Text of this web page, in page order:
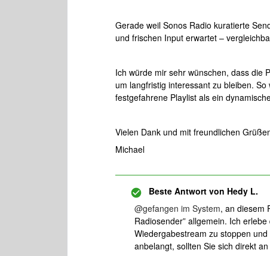
Gerade weil Sonos Radio kuratierte
und frischen Input erwartet –
Ich würde mir sehr wünschen, dass die
um langfristig interessant zu bleiben.
festgefahrene Playlist als ein
Vielen Dank und mit freundlichen
Michael
Beste Antwort von Hedy L.
@gefangen im System, an diesem
Radiosender” allgemein. Ich
Wiedergabestream zu stoppen
anbelangt, sollten Sie sich direkt